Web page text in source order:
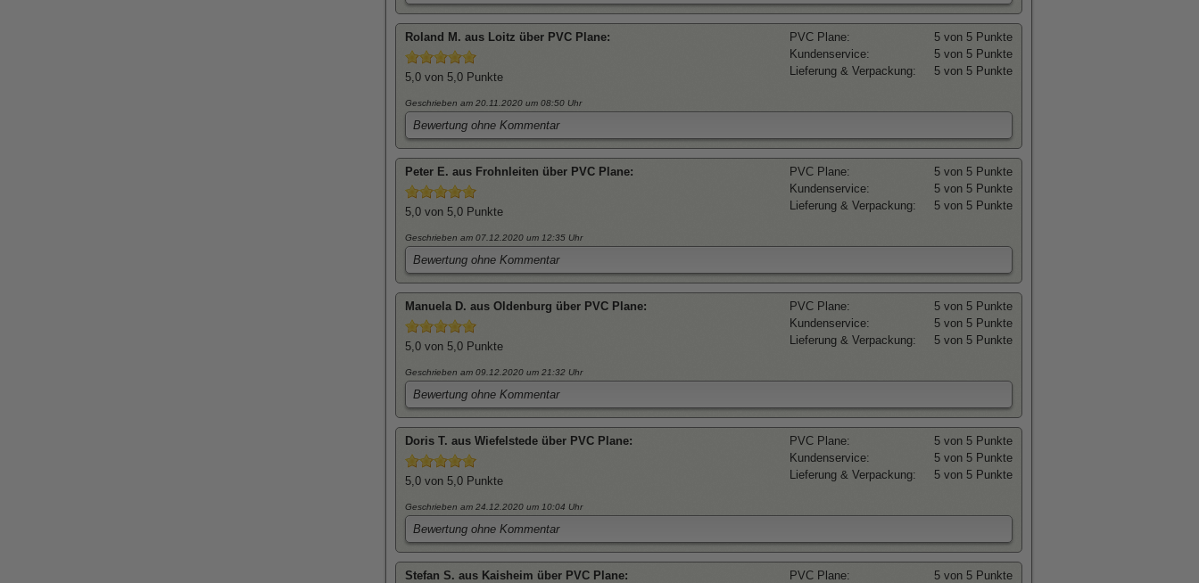
Roland M. aus Loitz über PVC Plane:
5,0 von 5,0 Punkte
PVC Plane:
5 von 5 Punkte
Kundenservice:
5 von 5 Punkte
Lieferung & Verpackung:
5 von 5 Punkte
Geschrieben am 20.11.2020 um 08:50 Uhr
Bewertung ohne Kommentar
Peter E. aus Frohnleiten über PVC Plane:
5,0 von 5,0 Punkte
PVC Plane:
5 von 5 Punkte
Kundenservice:
5 von 5 Punkte
Lieferung & Verpackung:
5 von 5 Punkte
Geschrieben am 07.12.2020 um 12:35 Uhr
Bewertung ohne Kommentar
ManuelaD. aus Oldenburg über PVC Plane:
5,0 von 5,0 Punkte
PVC Plane:
5 von 5 Punkte
Kundenservice:
5 von 5 Punkte
Lieferung & Verpackung:
5 von 5 Punkte
Geschrieben am 09.12.2020 um 21:32 Uhr
Bewertung ohne Kommentar
Doris T. aus Wiefelstede über PVC Plane:
5,0 von 5,0 Punkte
PVC Plane:
5 von 5 Punkte
Kundenservice:
5 von 5 Punkte
Lieferung & Verpackung:
5 von 5 Punkte
Geschrieben am 24.12.2020 um 10:04 Uhr
Bewertung ohne Kommentar
Stefan S. aus Kaisheim über PVC Plane: PVC Plane:
5 von 5 Punkte